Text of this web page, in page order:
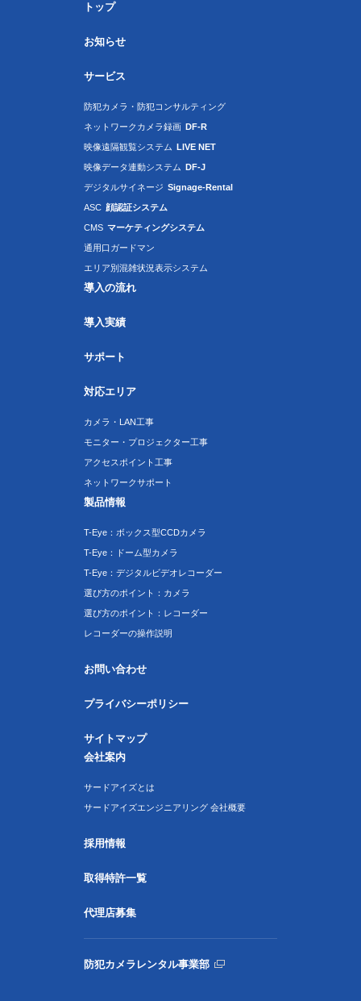
トップ
お知らせ
サービス
防犯カメラ・防犯コンサルティング
ネットワークカメラ録画 DF-R
映像遠隔観覧システム LIVE NET
映像データ連動システム DF-J
デジタルサイネージ Signage-Rental
ASC 顔認証システム
CMS マーケティングシステム
通用口ガードマン
エリア別混雑状況表示システム
導入の流れ
導入実績
サポート
対応エリア
カメラ・LAN工事
モニター・プロジェクター工事
アクセスポイント工事
ネットワークサポート
製品情報
T-Eye：ボックス型CCDカメラ
T-Eye：ドーム型カメラ
T-Eye：デジタルビデオレコーダー
選び方のポイント：カメラ
選び方のポイント：レコーダー
レコーダーの操作説明
お問い合わせ
プライバシーポリシー
サイトマップ
会社案内
サードアイズとは
サードアイズエンジニアリング 会社概要
採用情報
取得特許一覧
代理店募集
防犯カメラレンタル事業部